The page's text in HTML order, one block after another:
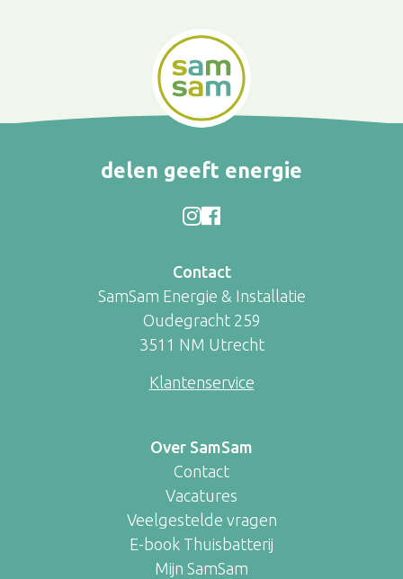
delen geeft energie
Contact
SamSam Energie & Installatie
Oudegracht 259
3511 NM Utrecht
Klantenservice
Over SamSam
Contact
Vacatures
Veelgestelde vragen
E-book Thuisbatterij
Mijn SamSam